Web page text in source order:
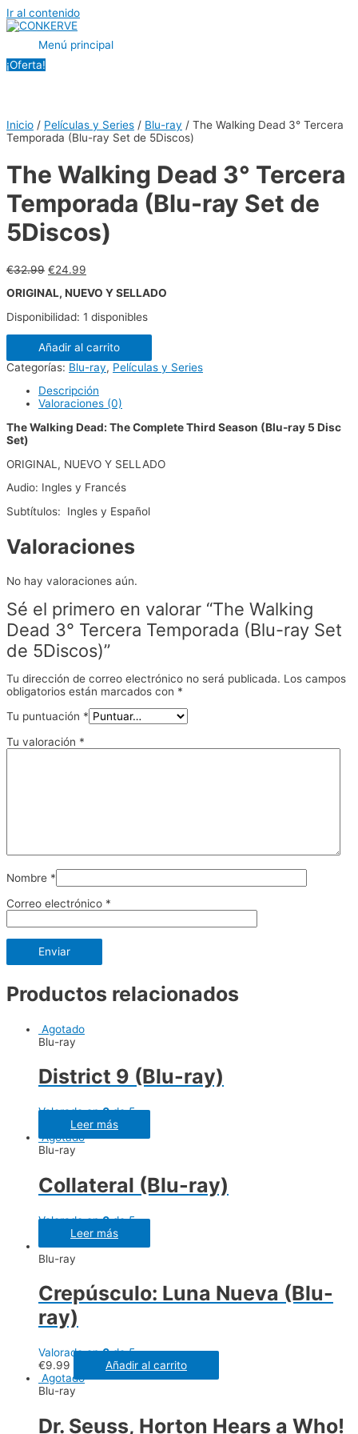
Ir al contenido
Menú principal
¡Oferta!
Inicio / Películas y Series / Blu-ray / The Walking Dead 3° Tercera
Temporada (Blu-ray Set de 5Discos)
The Walking Dead 3° Tercera
Temporada (Blu-ray Set de
5Discos)
€32.99 €24.99
ORIGINAL, NUEVO Y SELLADO
Disponibilidad: 1 disponibles
Añadir al carrito
Categorías: Blu-ray, Películas y Series
Descripción
Valoraciones (0)
The Walking Dead: The Complete Third Season (Blu-ray 5 Disc
Set)
ORIGINAL, NUEVO Y SELLADO
Audio: Ingles y Francés
Subtítulos: Ingles y Español
Valoraciones
No hay valoraciones aún.
Sé el primero en valorar “The Walking
Dead 3° Tercera Temporada (Blu-ray Set
de 5Discos)”
Tu dirección de correo electrónico no será publicada. Los campos
obligatorios están marcados con *
Tu puntuación *
Tu valoración *
Nombre *
Correo electrónico *
Productos relacionados
Agotado
Blu-ray
District 9 (Blu-ray)
Valorado en0de 5
Leer más
Agotado
Blu-ray
Collateral (Blu-ray)
Valorado en0de 5
Leer más
Blu-ray
Crepúsculo: Luna Nueva (Blu-
ray)
Valorado en0de 5
€9.99
Añadir al carrito
Agotado
Blu-ray
Dr. Seuss, Horton Hears a Who!